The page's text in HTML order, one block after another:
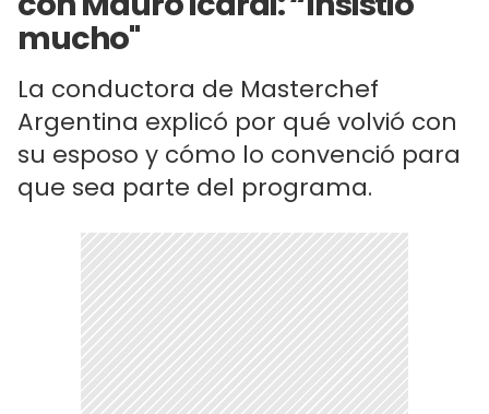
mucho"
La conductora de Masterchef
Argentina explicó por qué volvió con
su esposo y cómo lo convenció para
que sea parte del programa.